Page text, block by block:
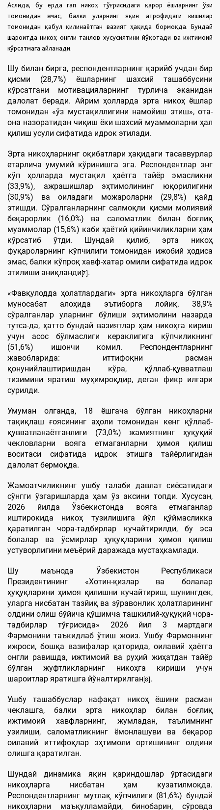
Аслида, бу ерда гап никоҳ тўғрисидаги қарор ёшларнинг ўзи
томонидан эмас, балки уларнинг яқин атрофидаги кишилар
томонидан қабул қилинаётган вазият ҳақида бормоқда. Бундай
шароитда никоҳ онгли танлов хусусиятини йўқотади ва ижтимоий
кўрсатмага айланади.
Шу билан бирга, респондентларнинг қарийб учдан бир
қисми (28,7%) ёшларнинг шахсий ташаббусини
кўрсатгани мотивацияларнинг турлича эканидан
далолат беради. Айрим ҳолларда эрта никоҳ ёшлар
томонидан «ўз мустақиллигини намойиш этиш», ота-
она назоратидан чиқиш ёки шахсий муаммоларни ҳал
қилиш усули сифатида идрок этилади.
Эрта никоҳларнинг оқибатлари ҳақидаги тасаввурлар
етарлича умумий кўринишга эга. Респондентлар энг
кўп ҳолларда мустақил ҳаётга тайёр эмасликни
(33,9%), ажрашишлар эҳтимолининг юқорилигини
(30,9%) ва оиладаги можароларни (29,8%) қайд
этишди. Сўралганларнинг салмоқли қисми молиявий
беқарорлик (16,0%) ва саломатлик билан боғлиқ
муаммолар (15,6%) каби ҳаётий қийинчиликларни ҳам
кўрсатиб ўтди. Шундай қилиб, эрта никоҳ
фуқароларнинг кўпчилиги томонидан ижобий ҳодиса
эмас, балки кўпроқ хавф-хатар омили сифатида идрок
этилиши аниқланди [7] .
«Фавқулодда ҳолатлардаги» эрта никоҳларга бўлган
муносабат алоҳида эътиборга лойиқ. 38,9%
сўралганлар уларнинг бўлиши эҳтимолини назарда
тутса-да, ҳатто бундай вазиятлар ҳам никоҳга кириш
учун асос бўлмаслиги кераклигига кўпчиликнинг
(51,6%) ишончи комил. Респондентларнинг
жавобларида: иттифоқни расман
қонунийлаштиришдан кўра, қўллаб-қувватлаш
тизимини яратиш муҳимроқдир, деган фикр илгари
сурилди.
Умуман олганда, 18 ёшгача бўлган никоҳларни
тақиқлаш ғоясининг аҳоли томонидан кенг қўллаб-
қувватланаётганлиги (73,0%) жамиятнинг ҳуқуқий
чекловларни вояга етмаганларни ҳимоя қилиш
воситаси сифатида идрок этишга тайёрлигидан
далолат бермоқда.
Жамоатчиликнинг ушбу талаби давлат сиёсатидаги
сўнгги ўзгаришларда ҳам ўз аксини топди. Хусусан,
2026 йилда Ўзбекистонда вояга етмаганлар
иштирокида никоҳ тузилишига йўл қўймасликка
қаратилган чора-тадбирлар кучайтирилди, бу эса
болалар ва ўсмирлар ҳуқуқларини ҳимоя қилиш
устуворлигини меъёрий даражада мустаҳкамлади.
Шу маънода Ўзбекистон Республикаси
Президентининг «Хотин-қизлар ва болалар
ҳуқуқларини ҳимоя қилишни кучайтириш, шунингдек,
уларга нисбатан тазйиқ ва зўравонлик ҳолатларининг
олдини олиш бўйича қўшимча ташкилий-ҳуқуқий чора-
тадбирлар тўғрисида» 2026 йил 3 мартдаги
Фармонини таъкидлаб ўтиш жоиз. Ушбу Фармоннинг
ижроси, бошқа вазифалар қаторида, оилавий ҳаётга
онгли равишда, ижтимоий ва руҳий жиҳатдан тайёр
бўлган жуфтликларнинг никоҳга кириши учун
шароитлар яратишга йўналтирилган [8] .
Ушбу ташаббуслар нафақат никоҳ ёшини расман
чеклашга, балки эрта никоҳлар билан боғлиқ
ижтимоий хавфларнинг, жумладан, таълимнинг
узилиши, саломатликнинг ёмонлашуви ва беқарор
оилавий иттифоқлар эҳтимоли ортишининг олдини
олишга қаратилган.
Шундай динамика яқин қариндошлар ўртасидаги
никоҳларга нисбатан ҳам кузатилмоқда.
Респондентларнинг мутлақ кўпчилиги (81,6%) бундай
никоҳларни маъқулламайди, бинобарин, сўровда